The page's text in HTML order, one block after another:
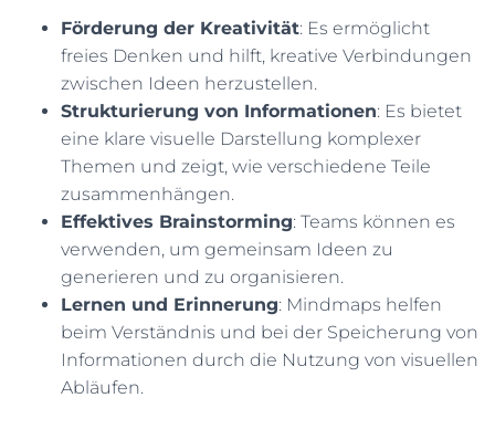
Förderung der Kreativität: Es ermöglicht
freies Denken und hilft, kreative Verbindungen
zwischen Ideen herzustellen.
Strukturierung von Informationen: Es bietet
eine klare visuelle Darstellung komplexer
Themen und zeigt, wie verschiedene Teile
zusammenhängen.
Effektives Brainstorming: Teams können es
verwenden, um gemeinsam Ideen zu
generieren und zu organisieren.
Lernen und Erinnerung: Mindmaps helfen
beim Verständnis und bei der Speicherung von
Informationen durch die Nutzung von visuellen
Abläufen.